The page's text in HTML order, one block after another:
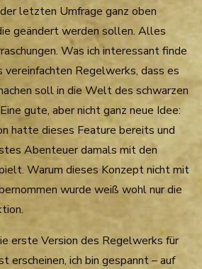
letzten Umfrage ganz oben
geändert werden sollen. Alles
Was ich interessant finde
Regelwerks, dass es
soll in die Welt des schwarzen
gute, aber nicht ganz neue Idee:
hatte dieses Feature bereits und
Abenteuer damals mit den
Warum dieses Konzept nicht mit
wurde weiß wohl nur die
erste Version des Regelwerks für
erscheinen, ich bin gespannt – auf